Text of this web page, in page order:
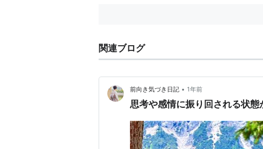
関連ブログ
前向き気づき日記 • 1年前
思考や感情に振り回される状態